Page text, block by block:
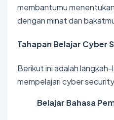
membantumu
dengan minat dan
Tahapan Belajar Cyber
Berikut ini adalah
mempelajari cyber
Belajar Bahasa